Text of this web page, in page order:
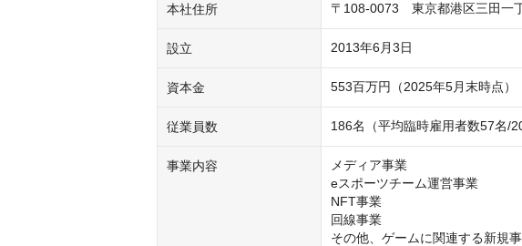
本社住所 〒108-0073　東京都港区三田一
設立 2013年6月3日
資本金 553百万円（2025年5月末時点）
従業員数 186名（平均臨時雇用者数57名/
事業内容
メディア事業
eスポーツチーム運営事業
NFT事業
回線事業
その他、ゲームに関連する新規